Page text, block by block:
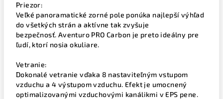
Priezor:
Veľké panoramatické zorné pole ponúka najlepší výhľad
do všetkých strán a aktívne tak zvyšuje
bezpečnosť. Aventuro PRO Carbon je preto ideálny pre
ľudí, ktorí nosia okuliare.
Vetranie:
Dokonalé vetranie vďaka 8 nastaviteľným vstupom
vzduchu a 4 výstupom vzduchu. Efekt je umocnený
optimalizovanými vzduchovými kanálikmi v EPS pene.